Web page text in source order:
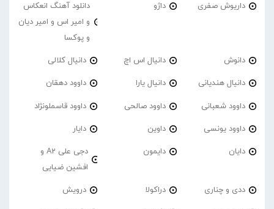
داریوش صفری داژو
دانلود آهنگ انعکاس
و امیر اس و امیر دیان
و پوکسا
دانوش دانیال اس اچ دانیال کلالی
دانیال هندیانی دانیال یارا داوود دهقان
داوود شعبانی داوود صالحی داوود قاسملونژاد
داوود یونسی داوین دایار
دایان دایمون
دجی علی A2 و
افشین ضیایی
ددی و چناری دراکولا درویش